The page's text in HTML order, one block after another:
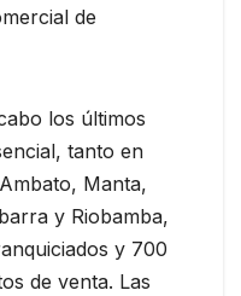
de
los últimos
tanto en
Manta,
y Riobamba,
y 700
de venta. Las